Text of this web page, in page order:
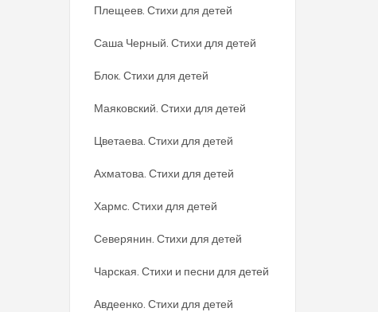
Плещеев. Стихи для детей
Саша Черный. Стихи для детей
Блок. Стихи для детей
Маяковский. Стихи для детей
Цветаева. Стихи для детей
Ахматова. Стихи для детей
Хармс. Стихи для детей
Северянин. Стихи для детей
Чарская. Стихи и песни для детей
Авдеенко. Стихи для детей